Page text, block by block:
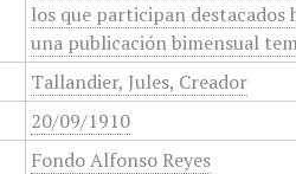
los que participan destacados
una publicación bimensual
Tallandier, Jules, Creador
20/09/1910
Fondo Alfonso Reyes